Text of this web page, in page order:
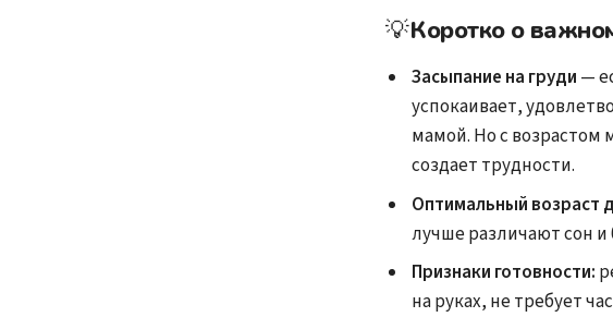
💡Коротко о
Засыпание на груди —
успокаивает,
мамой. Но с возрастом
создает трудности.
Оптимальный возраст
лучше различают сон и
Признаки готовности:
на руках, не требует